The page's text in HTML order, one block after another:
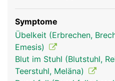
Symptome
Übelkeit (Erbrechen,
Emesis)
Blut im Stuhl (Blutstuhl,
Teerstuhl, Meläna)